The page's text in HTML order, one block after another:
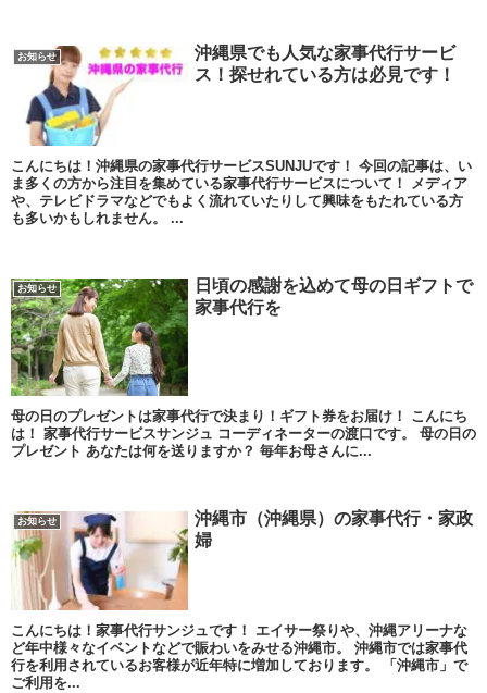
お知らせ
沖縄県でも人気な家事代行サービ
ス！探せれている方は必見です！
こんにちは！沖縄県の家事代行サービスSUNJUです！ 今回の記事は、い
ま多くの方から注目を集めている家事代行サービスについて！ メディア
や、テレビドラマなどでもよく流れていたりして興味をもたれている方
も多いかもしれません。 ...
お知らせ
日頃の感謝を込めて母の日ギフトで
家事代行を
母の日のプレゼントは家事代行で決まり！ギフト券をお届け！ こんにち
は！ 家事代行サービスサンジュ コーディネーターの渡口です。 母の日の
プレゼント あなたは何を送りますか？ 毎年お母さんに...
お知らせ
沖縄市（沖縄県）の家事代行・家政
婦
こんにちは！家事代行サンジュです！ エイサー祭りや、沖縄アリーナな
ど年中様々なイベントなどで賑わいをみせる沖縄市。 沖縄市では家事代
行を利用されているお客様が近年特に増加しております。 「沖縄市」で
ご利用を...